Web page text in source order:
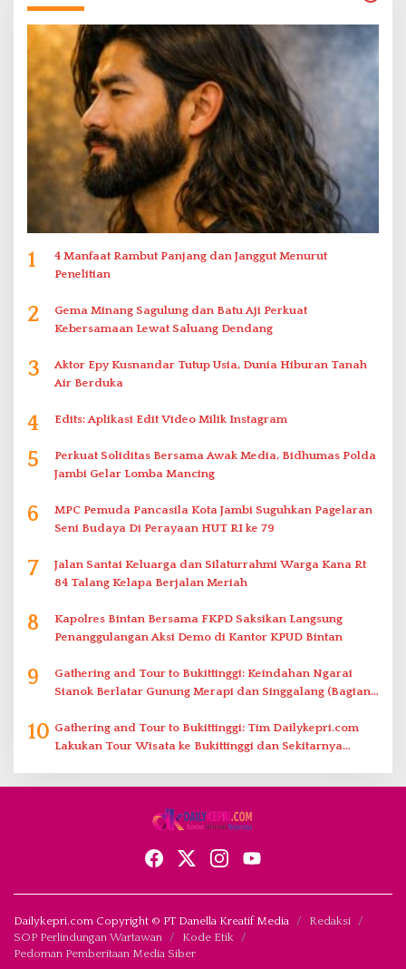
1
4 Manfaat Rambut Panjang dan Janggut Menurut
Penelitian
2
Gema Minang Sagulung dan Batu Aji Perkuat
Kebersamaan Lewat Saluang Dendang
3
Aktor Epy Kusnandar Tutup Usia, Dunia Hiburan Tanah
Air Berduka
4 Edits: Aplikasi Edit Video Milik Instagram
5
Perkuat Soliditas Bersama Awak Media, Bidhumas Polda
Jambi Gelar Lomba Mancing
6
MPC Pemuda Pancasila Kota Jambi Suguhkan Pagelaran
Seni Budaya Di Perayaan HUT RI ke 79
7
Jalan Santai Keluarga dan Silaturrahmi Warga Kana Rt
84 Talang Kelapa Berjalan Meriah
8
Kapolres Bintan Bersama FKPD Saksikan Langsung
Penanggulangan Aksi Demo di Kantor KPUD Bintan
9
Gathering and Tour to Bukittinggi: Keindahan Ngarai
Sianok Berlatar Gunung Merapi dan Singgalang (Bagian
10 Gathering and Tour to Bukittinggi: Tim Dailykepri.com
Lakukan Tour Wisata ke Bukittinggi dan Sekitarnya
Dailykepri.com Copyright © PT Danella Kreatif Media
Redaksi
SOP Perlindungan Wartawan
Kode Etik
Pedoman Pemberitaan Media Siber